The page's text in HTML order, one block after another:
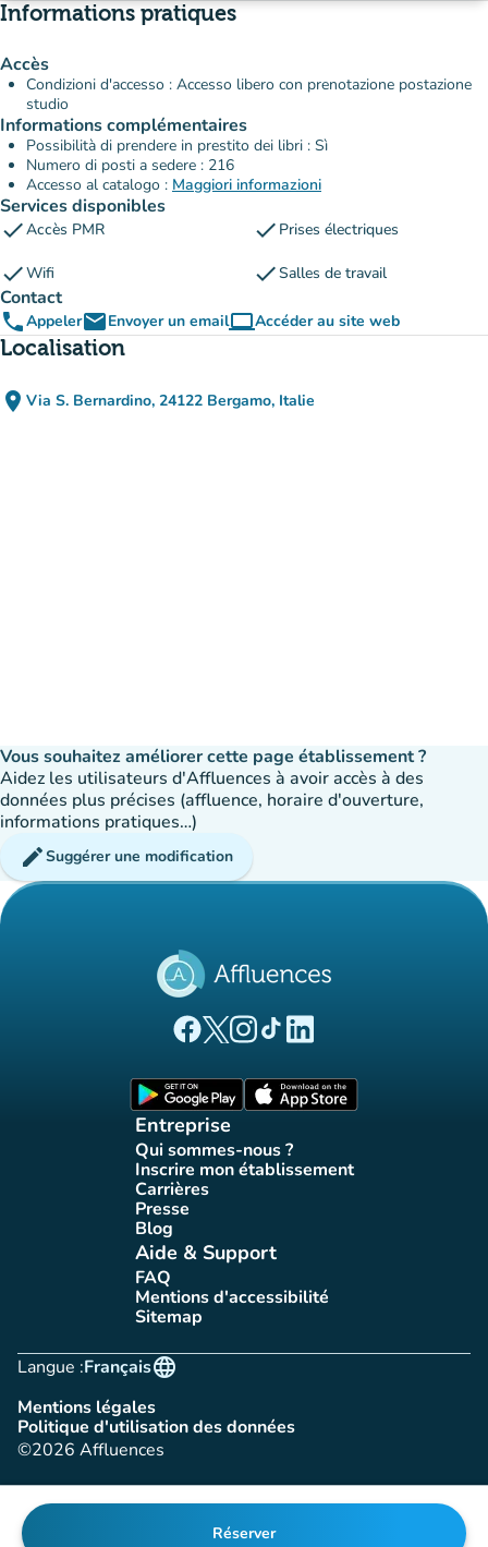
Informations pratiques
Accès
Condizioni d'accesso : Accesso libero con prenotazione postazione
studio
Informations complémentaires
Possibilità di prendere in prestito dei libri : Sì
Numero di posti a sedere : 216
Accesso al catalogo : Maggiori informazioni
Services disponibles
checkAccès PMR check Prises électriques
checkWifi checkSalles de travail
Contact
phoneAppeleremailEnvoyer un emailcomputerAccéder au site web
(nouvel onglet)
Localisation
place Via S. Bernardino, 24122 Bergamo, Italie
(ouvrir dans Google Maps)
(nouvel onglet)
Vous souhaitez améliorer cette page établissement ?
Aidez les utilisateurs d'Affluences à avoir accès à des
données plus précises (affluence, horaire d'ouverture,
informations pratiques…)
editSuggérer une modification
Réserver
(nouvel onglet)
(nouvel onglet)
(nouvel onglet)
(nouvel onglet)
(nouvel onglet)
Entreprise
Qui sommes-nous ?
(nouvel onglet)
Inscrire mon établissement
(nouvel onglet)
Carrières(nouvel onglet)
Presse(nouvel onglet)
Blog(nouvel onglet)
Aide & Support
FAQ(nouvel onglet)
Mentions d'accessibilité
(nouvel onglet)
Sitemap(nouvel onglet)
Langue :
language
Français
Mentions légales
(nouvel onglet)
Politique d'utilisation des données
(nouvel onglet)
©2026 Affluences